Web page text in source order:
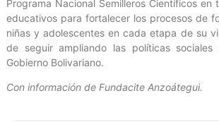
Programa Nacional Semilleros Científicos en
educativos para fortalecer los procesos de
niñas y adolescentes en cada etapa de su
de seguir ampliando las políticas sociales
Gobierno Bolivariano.
Con información de Fundacite Anzoátegui.